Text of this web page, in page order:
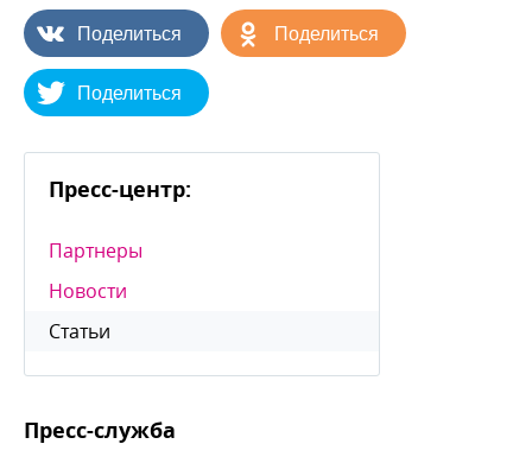
Поделиться Поделиться
Поделиться
Пресс-центр:
Партнеры
Новости
Статьи
Пресс-служба